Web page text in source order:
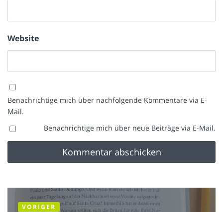
Website
Benachrichtige mich über nachfolgende Kommentare via E-
Mail.
Benachrichtige mich über neue Beiträge via E-Mail.
VORIGER